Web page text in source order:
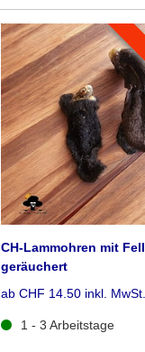
CH-Lammohren mit Fell
geräuchert
ab CHF 14.50 inkl. MwSt.
1 - 3 Arbeitstage